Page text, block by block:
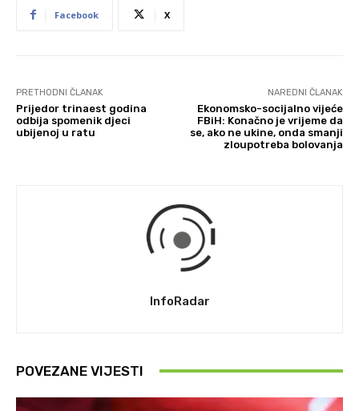
Facebook X
PRETHODNI ČLANAK
Prijedor trinaest godina
odbija spomenik djeci
ubijenoj u ratu
NAREDNI ČLANAK
Ekonomsko-socijalno vijeće
FBiH: Konačno je vrijeme da
se, ako ne ukine, onda smanji
zloupotreba bolovanja
InfoRadar
POVEZANE VIJESTI